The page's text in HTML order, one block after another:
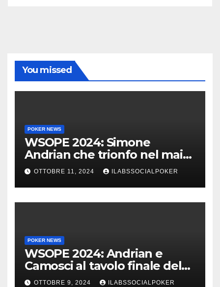
You missed
POKER NEWS
WSOPE 2024: Simone
Andrian che trionfo nel main
event al King’s
OTTOBRE 11, 2024 ILABSSOCIALPOKER
POKER NEWS
WSOPE 2024: Andrian e
Camosci al tavolo finale del
Main, vai Italia!!!
OTTOBRE 9, 2024 ILABSSOCIALPOKER